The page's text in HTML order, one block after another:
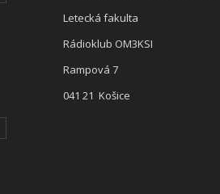
Letecká fakulta
Rádioklub OM3KSI
Rampová 7
041 21 Košice